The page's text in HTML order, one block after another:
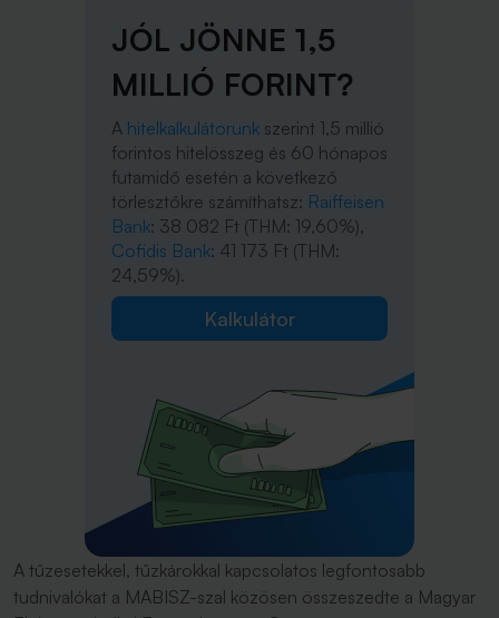
JÓL JÖNNE 1,5
MILLIÓ FORINT?
A hitelkalkulátorunk szerint 1,5 millió
forintos hitelösszeg és 60 hónapos
futamidő esetén a következő
törlesztőkre számíthatsz: Raiffeisen
Bank: 38 082 Ft (THM: 19,60%),
Cofidis Bank: 41 173 Ft (THM:
24,59%).
Kalkulátor
A tűzesetekkel, tűzkárokkal kapcsolatos legfontosabb
tudnivalókat a MABISZ-szal közösen összeszedte a Magyar